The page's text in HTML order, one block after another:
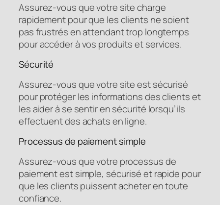
Assurez-vous que votre site charge
rapidement pour que les clients ne soient
pas frustrés en attendant trop longtemps
pour accéder à vos produits et services.
Sécurité
Assurez-vous que votre site est sécurisé
pour protéger les informations des clients et
les aider à se sentir en sécurité lorsqu’ils
effectuent des achats en ligne.
Processus de paiement simple
Assurez-vous que votre processus de
paiement est simple, sécurisé et rapide pour
que les clients puissent acheter en toute
confiance.